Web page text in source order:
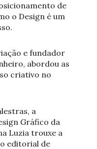
de
o Design é um
e fundador
abordou as
criativo no
a
Gráfico da
Luzia trouxe a
editorial de